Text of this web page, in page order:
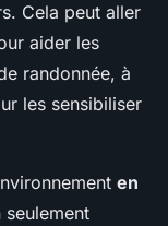
Cela peut aller
aider les
randonnée, à
les sensibiliser
en